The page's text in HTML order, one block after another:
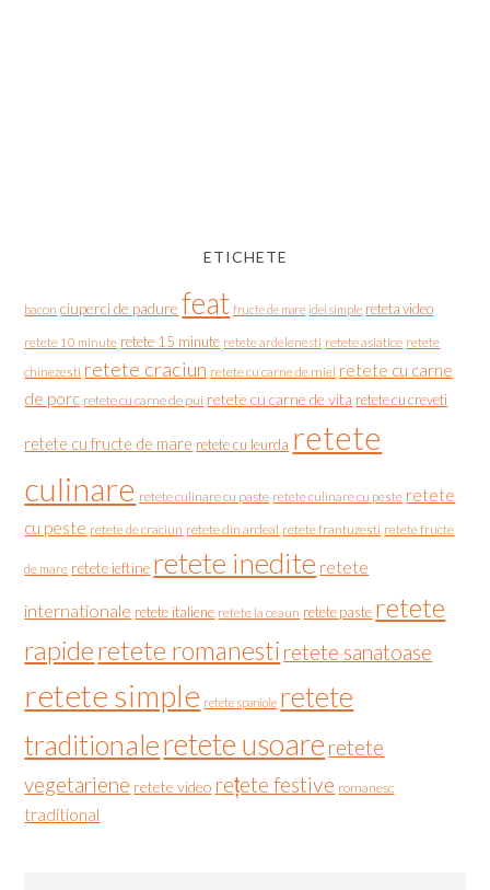
ETICHETE
bacon ciuperci de padure feat fructe de mare idei simple reteta video
retete 10 minute retete 15 minute retete ardelenesti retete asiatice retete
chinezesti retete craciun retete cu carne de miel retete cu carne
de porc retete cu carne de pui retete cu carne de vita retete cu creveti
retete cu fructe de mare retete cu leurda retete
culinare retete culinare cu paste retete culinare cu peste retete
cu peste retete de craciun retete din ardeal retete frantuzesti retete fructe
de mare retete ieftine retete inedite retete
internationale retete italiene retete la ceaun retete paste retete
rapideretete romanesti retete sanatoase
retete simple retete spaniole retete
traditionaleretete usoare retete
vegetariene retete video rețete festive romanesc
traditional